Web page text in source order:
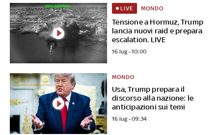
Tensione a Hormuz, Trump
lancia nuovi raid e prepara
escalation. LIVE
LIVE MONDO
16 lug - 10:00
Usa, Trump prepara il
discorso alla nazione: le
anticipazioni sui temi
MONDO
16 lug - 09:34